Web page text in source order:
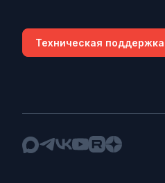
Техническая поддержка